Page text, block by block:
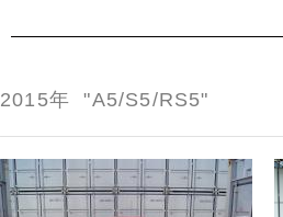
2015年 "A5/S5/RS5"